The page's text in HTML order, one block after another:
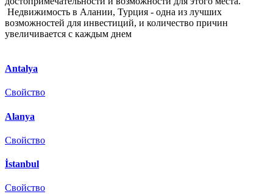
Недвижимость в Алании, Турция - одна из лучших
возможностей для инвестиций, и количество причин
увеличивается с каждым днем
Antalya
Свойство
Alanya
Свойство
İstanbul
Свойство